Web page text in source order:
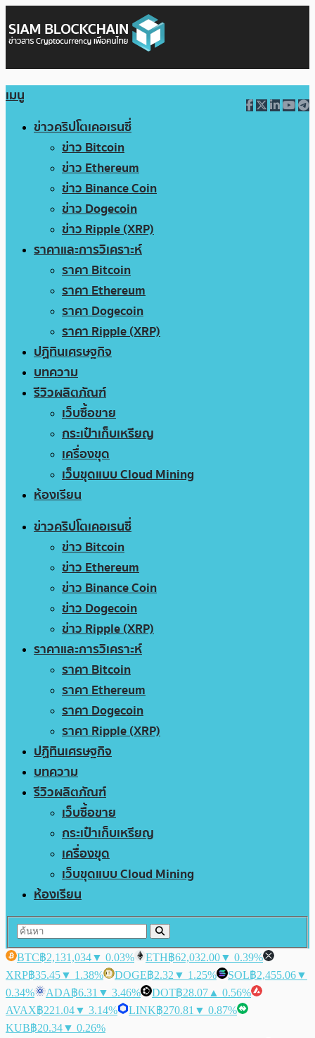
เมนู
ข่าวคริปโตเคอเรนซี่
ข่าว Bitcoin
ข่าว Ethereum
ข่าว Binance Coin
ข่าว Dogecoin
ข่าว Ripple (XRP)
ราคาและการวิเคราะห์
ราคา Bitcoin
ราคา Ethereum
ราคา Dogecoin
ราคา Ripple (XRP)
ปฏิทินเศรษฐกิจ
บทความ
รีวิวผลิตภัณฑ์
เว็บซื้อขาย
กระเป๋าเก็บเหรียญ
เครื่องขุด
เว็บขุดแบบ Cloud Mining
ห้องเรียน
ข่าวคริปโตเคอเรนซี่
ข่าว Bitcoin
ข่าว Ethereum
ข่าว Binance Coin
ข่าว Dogecoin
ข่าว Ripple (XRP)
ราคาและการวิเคราะห์
ราคา Bitcoin
ราคา Ethereum
ราคา Dogecoin
ราคา Ripple (XRP)
ปฏิทินเศรษฐกิจ
บทความ
รีวิวผลิตภัณฑ์
เว็บซื้อขาย
กระเป๋าเก็บเหรียญ
เครื่องขุด
เว็บขุดแบบ Cloud Mining
ห้องเรียน
BTC฿2,131,034▼ 0.03% ETH฿62,032.00▼ 0.39%
XRP฿35.45▼ 1.38% DOGE฿2.32 ▼ 1.25% SOL฿2,455.06▼
0.34%
ADA฿6.31 ▼ 3.46% DOT฿28.07 ▲ 0.56%
AVAX฿221.04▼ 3.14% LINK฿270.81 ▼ 0.87%
KUB฿20.34▼ 0.26%